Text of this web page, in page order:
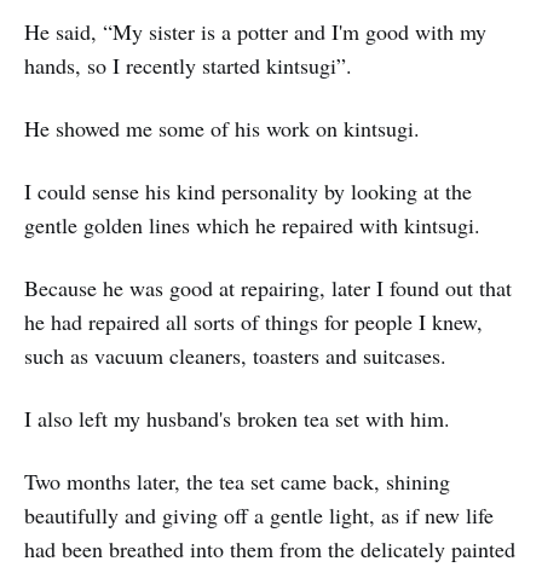
He said, “My sister is a potter and I'm good with my
hands, so I recently started kintsugi”.
He showed me some of his work on kintsugi.
I could sense his kind personality by looking at the
gentle golden lines which he repaired with kintsugi.
Because he was good at repairing, later I found out that
he had repaired all sorts of things for people I knew,
such as vacuum cleaners, toasters and suitcases.
I also left my husband's broken tea set with him.
Two months later, the tea set came back, shining
beautifully and giving off a gentle light, as if new life
had been breathed into them from the delicately painted